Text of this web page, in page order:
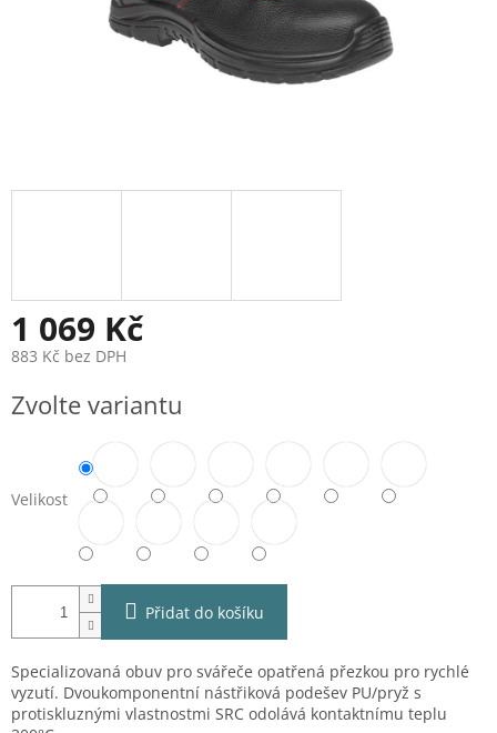
1 069 Kč
883 Kč bez DPH
cena:
Zvolte variantu
Velikost
Přidat do košíku
Specializovaná obuv pro svářeče opatřená přezkou pro rychlé
vyzutí. Dvoukomponentní nástřiková podešev PU/pryž s
protiskluznými vlastnostmi SRC odolává kontaktnímu teplu